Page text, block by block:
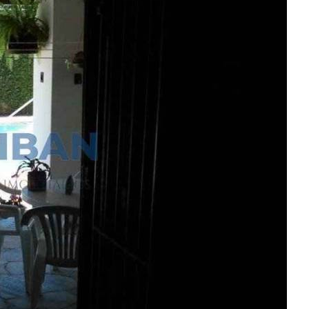
Encontre um Imóvel
Imóveis à Venda
Imóveis para Alugar
Imóveis de Temporada
Imóveis Adicionados Recentemente
Imóveis que Aceitam Financiamento
Imobiliárias e Corretores
Entre em Contato
Sobre o Portal